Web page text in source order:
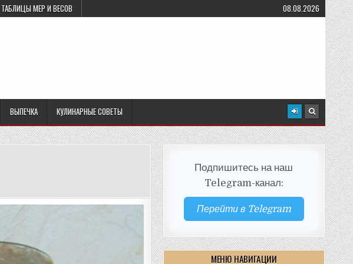
ТАБЛИЦЫ МЕР И ВЕСОВ 08.08.2026
ВЫПЕЧКА КУЛИНАРНЫЕ СОВЕТЫ
Подпишитесь на наш
Telegram-канал:
Перейти в Telegram
МЕНЮ НАВИГАЦИИ